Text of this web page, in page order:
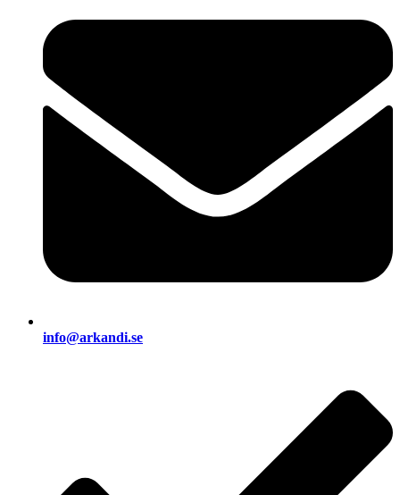
info@arkandi.se